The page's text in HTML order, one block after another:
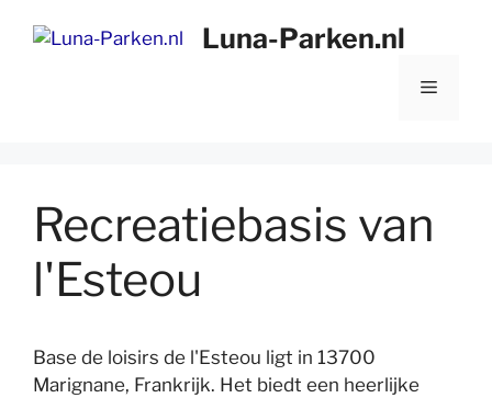
naar
Luna-Parken.nl
Menu
Recreatiebasis van
l'Esteou
Base de loisirs de l'Esteou ligt in 13700
Marignane, Frankrijk. Het biedt een heerlijke